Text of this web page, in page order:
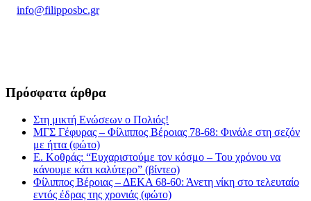
info@filipposbc.gr
Πρόσφατα άρθρα
Στη μικτή Ενώσεων ο Πολιός!
ΜΓΣ Γέφυρας – Φίλιππος Βέροιας 78-68: Φινάλε στη σεζόν
με ήττα (φώτο)
Ε. Κοθράς: “Ευχαριστούμε τον κόσμο – Του χρόνου να
κάνουμε κάτι καλύτερο” (βίντεο)
Φίλιππος Βέροιας – ΔΕΚΑ 68-60: Άνετη νίκη στο τελευταίο
εντός έδρας της χρονιάς (φώτο)